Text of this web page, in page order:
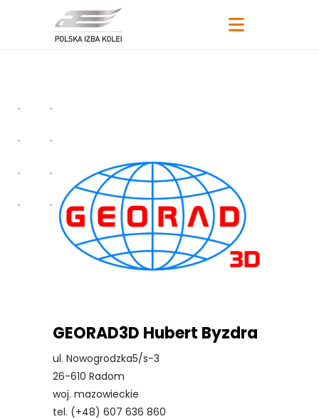
GEORAD3D Hubert Byzdra
ul. Nowogrodzka5/s-3
26-610 Radom
woj. mazowieckie
tel. (+48) 607 636 860